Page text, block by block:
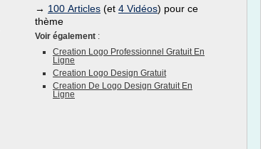
→ 100 Articles (et 4 Vidéos) pour ce
thème
Voir également :
Creation Logo Professionnel Gratuit En
Ligne
Creation Logo Design Gratuit
Creation De Logo Design Gratuit En
Ligne